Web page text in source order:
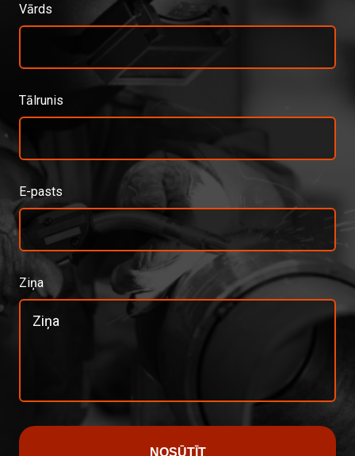
Vārds
Tālrunis
E-pasts
Ziņa
NOSŪTĪT